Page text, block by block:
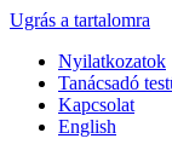
Ugrás a tartalomra
Nyilatkozatok
Tanácsadó
Kapcsolat
English